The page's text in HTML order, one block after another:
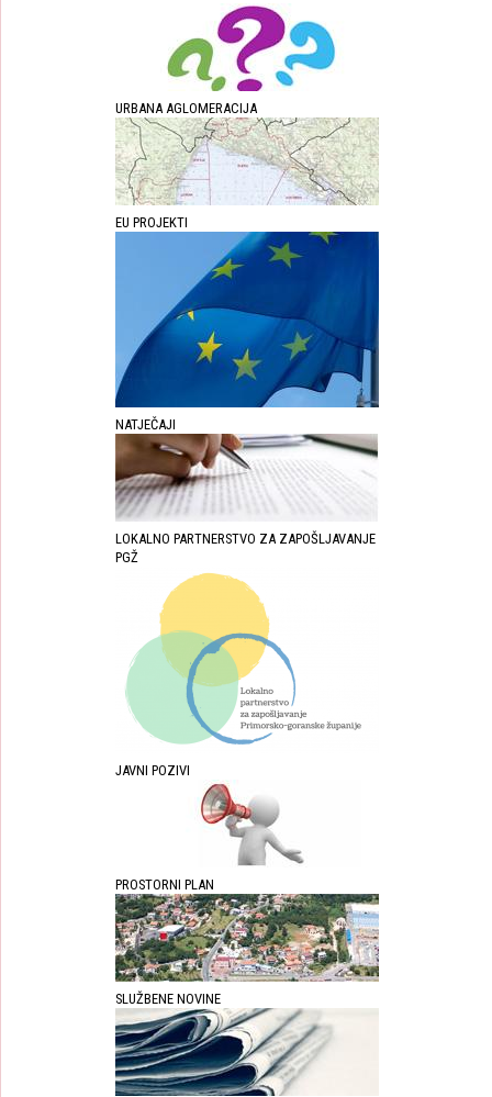
URBANA AGLOMERACIJA
EU PROJEKTI
NATJEČAJI
LOKALNO PARTNERSTVO ZA ZAPOŠLJAVANJE
PGŽ
JAVNI POZIVI
PROSTORNI PLAN
SLUŽBENE NOVINE